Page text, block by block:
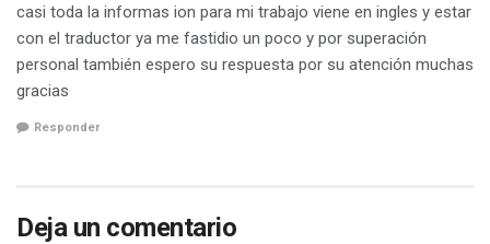
casi toda la informas ion para mi trabajo viene en ingles y estar
con el traductor ya me fastidio un poco y por superación
personal también espero su respuesta por su atención muchas
gracias
Responder
Deja un comentario